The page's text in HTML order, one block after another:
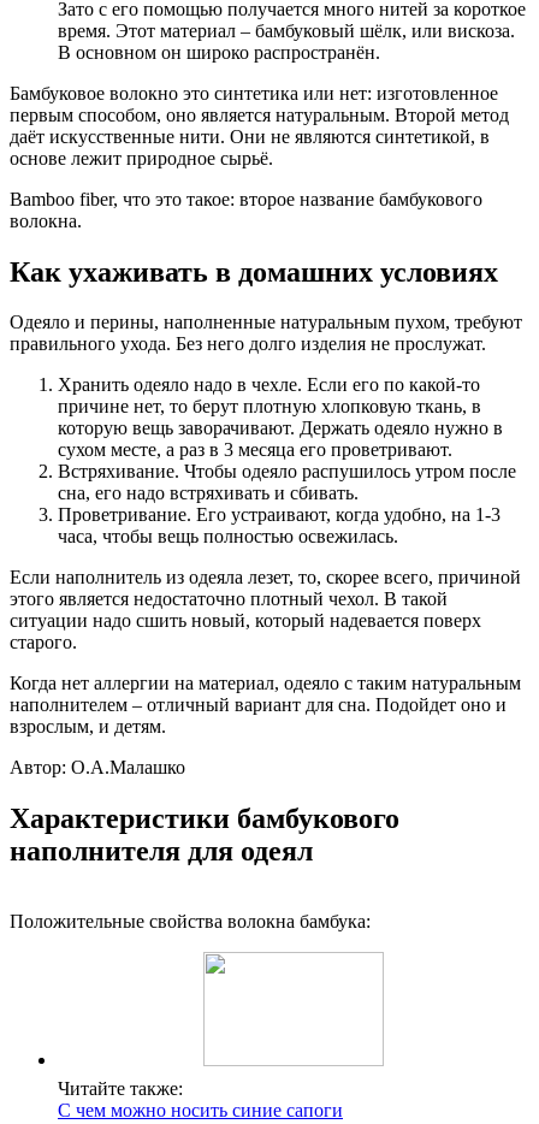
Зато с его помощью получается много нитей за короткое
время. Этот материал – бамбуковый шёлк, или вискоза.
В основном он широко распространён.
Бамбуковое волокно это синтетика или нет: изготовленное
первым способом, оно является натуральным. Второй метод
даёт искусственные нити. Они не являются синтетикой, в
основе лежит природное сырьё.
Bamboo fiber, что это такое: второе название бамбукового
волокна.
Как ухаживать в домашних условиях
Одеяло и перины, наполненные натуральным пухом, требуют
правильного ухода. Без него долго изделия не прослужат.
Хранить одеяло надо в чехле. Если его по какой-то
причине нет, то берут плотную хлопковую ткань, в
которую вещь заворачивают. Держать одеяло нужно в
сухом месте, а раз в 3 месяца его проветривают.
Встряхивание. Чтобы одеяло распушилось утром после
сна, его надо встряхивать и сбивать.
Проветривание. Его устраивают, когда удобно, на 1-3
часа, чтобы вещь полностью освежилась.
Если наполнитель из одеяла лезет, то, скорее всего, причиной
этого является недостаточно плотный чехол. В такой
ситуации надо сшить новый, который надевается поверх
старого.
Когда нет аллергии на материал, одеяло с таким натуральным
наполнителем – отличный вариант для сна. Подойдет оно и
взрослым, и детям.
Автор: О.А.Малашко
Характеристики бамбукового
наполнителя для одеял
Положительные свойства волокна бамбука:
Читайте также:
С чем можно носить синие сапоги